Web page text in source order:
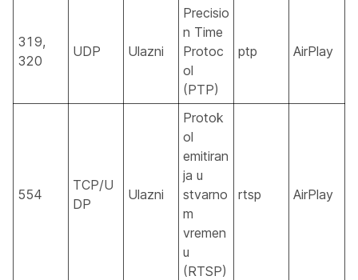
319,
320
UDP Ulazni
Precisio
n Time
Protoc
ol
(PTP)
ptp AirPlay
554
TCP/U
DP
Ulazni
Protok
ol
emitiran
ja u
stvarno
m
vremen
u
(RTSP)
rtsp AirPlay